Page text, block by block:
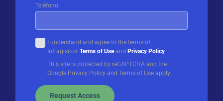
Teléfono
I understand and agree to the terms of
Infragisitcs' Terms of Useand Privacy Policy
This site is protected by reCAPTCHA and the
Google Privacy Policy and Terms of Use apply.
Request Access